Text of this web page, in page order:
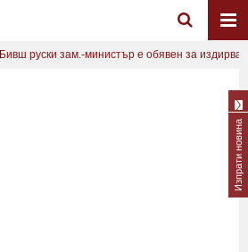
Бивш руски зам.-министър е обявен за
Изпрати новина